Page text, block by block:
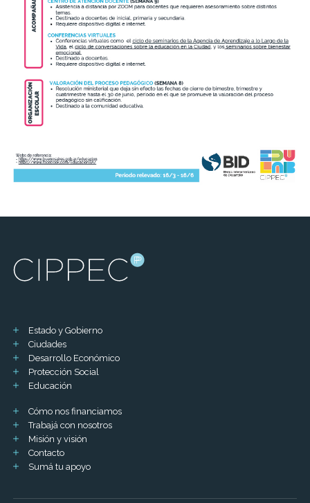
Estado y Gobierno
Ciudades
Desarrollo Económico
Protección Social
Educación
Cómo nos financiamos
Trabajá con nosotros
Misión y visión
Contacto
Sumá tu apoyo